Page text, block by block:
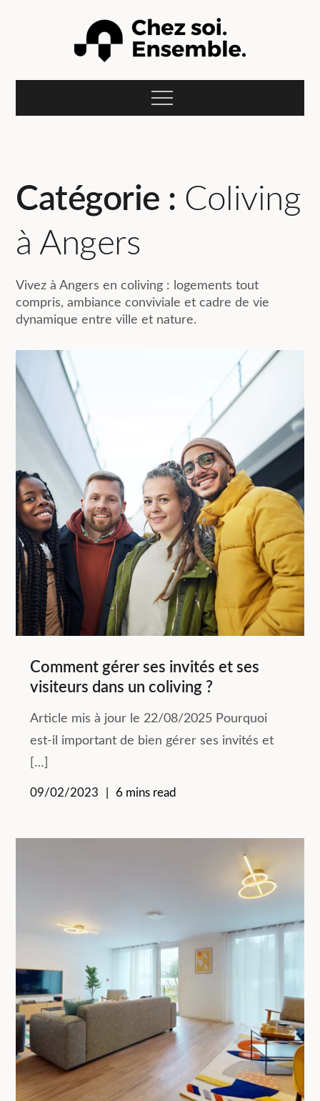
Le blog Compose :
Chez soi.
actifs et étudiants en recherche d'un studio meublé à
louer pour leurs études, alternance, stage ou mission
Menu
Catégorie : Coliving
à Angers
Vivez à Angers en coliving : logements tout
compris, ambiance conviviale et cadre de vie
dynamique entre ville et nature.
Comment gérer ses invités et ses
visiteurs dans un coliving ?
Article mis à jour le 22/08/2025 Pourquoi
est-il important de bien gérer ses invités et
[…]
09/02/2023 6 mins read